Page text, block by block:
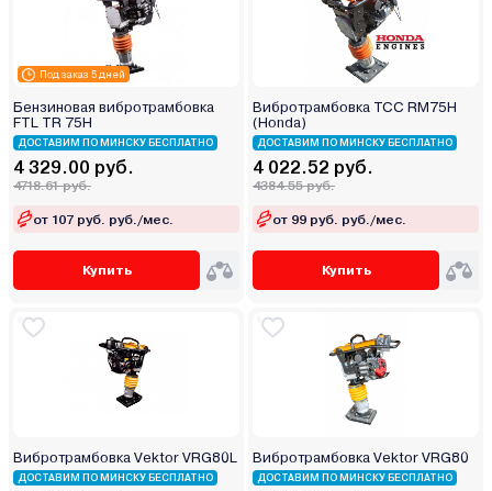
Под заказ 5 дней
Бензиновая вибротрамбовка
FTL TR 75H
ДОСТАВИМ ПО МИНСКУ БЕСПЛАТНО
4 329.00 руб.
4718.61 руб.
от 107 руб. руб./мес.
Купить
Вибротрамбовка ТСС RM75H
(Honda)
ДОСТАВИМ ПО МИНСКУ БЕСПЛАТНО
4 022.52 руб.
4384.55 руб.
от 99 руб. руб./мес.
Купить
Вибротрамбовка Vektor VRG80L
ДОСТАВИМ ПО МИНСКУ БЕСПЛАТНО
Вибротрамбовка Vektor VRG80
ДОСТАВИМ ПО МИНСКУ БЕСПЛАТНО